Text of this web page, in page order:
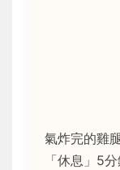
氣炸完的雞
「休息」5